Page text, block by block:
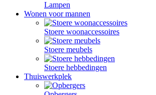
Lampen
Wonen voor mannen
Stoere woonaccessoires
Stoere meubels
Stoere hebbedingen
Thuiswerkplek